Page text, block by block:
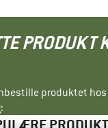
produktet